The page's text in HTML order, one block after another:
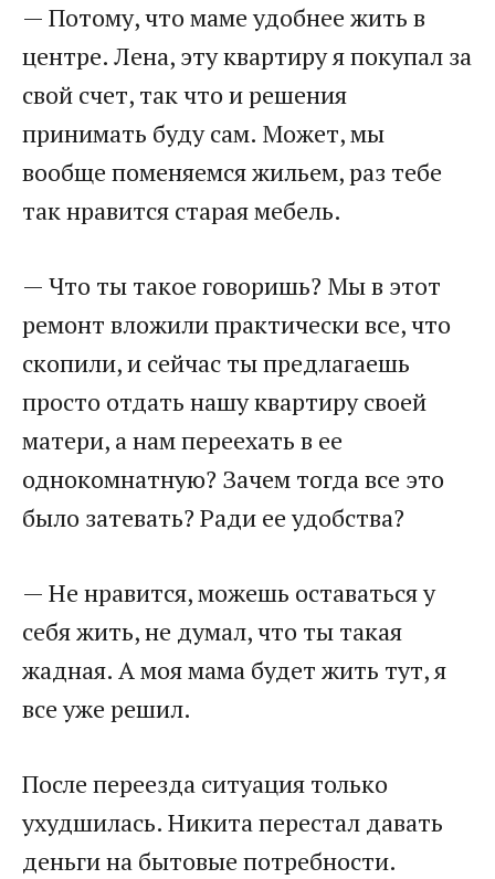
— Потому, что маме удобнее жить в
центре. Лена, эту квартиру я покупал за
свой счет, так что и решения
принимать буду сам. Может, мы
вообще поменяемся жильем, раз тебе
так нравится старая мебель.
— Что ты такое говоришь? Мы в этот
ремонт вложили практически все, что
скопили, и сейчас ты предлагаешь
просто отдать нашу квартиру своей
матери, а нам переехать в ее
однокомнатную? Зачем тогда все это
было затевать? Ради ее удобства?
— Не нравится, можешь оставаться у
себя жить, не думал, что ты такая
жадная. А моя мама будет жить тут, я
все уже решил.
После переезда ситуация только
ухудшилась. Никита перестал давать
деньги на бытовые потребности.